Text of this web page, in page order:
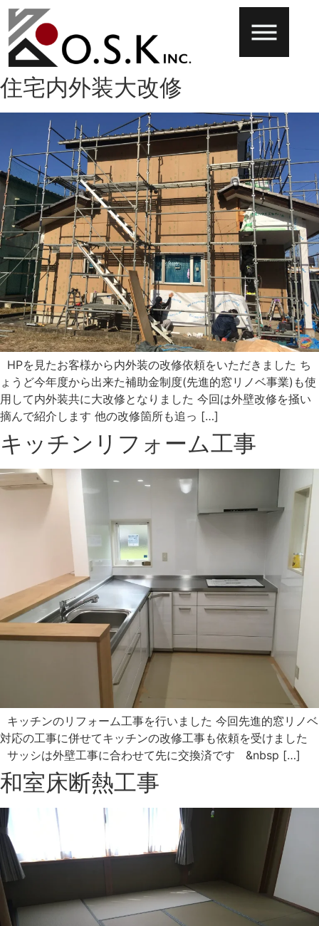
住宅内外装大改修
HPを見たお客様から内外装の改修依頼をいただきました ち
ょうど今年度から出来た補助金制度(先進的窓リノベ事業)も使
用して内外装共に大改修となりました 今回は外壁改修を掻い
摘んで紹介します 他の改修箇所も追っ […]
キッチンリフォーム工事
キッチンのリフォーム工事を行いました 今回先進的窓リノベ
対応の工事に併せてキッチンの改修工事も依頼を受けました
サッシは外壁工事に合わせて先に交換済です &nbsp […]
和室床断熱工事